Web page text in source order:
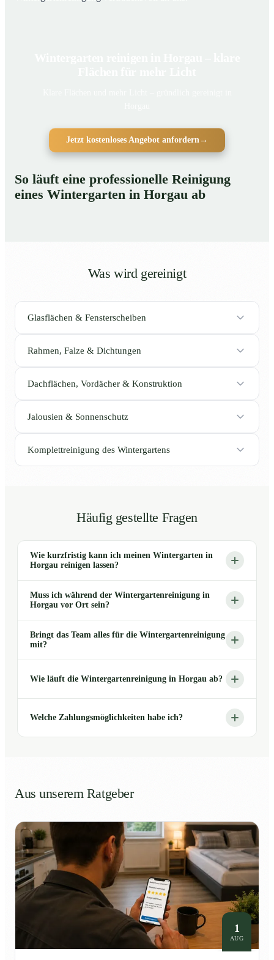
Jetzt kostenloses Angebot anfordern→
So läuft eine professionelle Reinigung
eines Wintergarten in Horgau ab
Was wird gereinigt
Glasflächen & Fensterscheiben
Rahmen, Falze & Dichtungen
Dachflächen, Vordächer & Konstruktion
Jalousien & Sonnenschutz
Komplettreinigung des Wintergartens
Häufig gestellte Fragen
Wie kurzfristig kann ich meinen Wintergarten in
Horgau reinigen lassen?
Muss ich während der Wintergartenreinigung in
Horgau vor Ort sein?
Bringt das Team alles für die Wintergartenreinigung
mit?
Wie läuft die Wintergartenreinigung in Horgau ab?
Welche Zahlungsmöglichkeiten habe ich?
Aus unserem Ratgeber
1
AUG